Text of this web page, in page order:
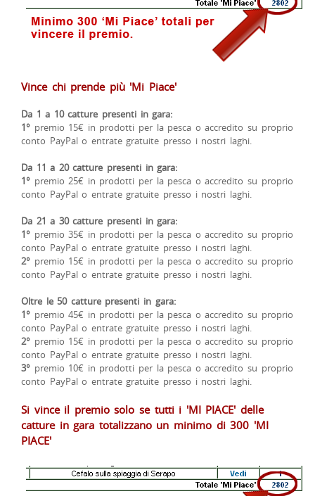
Vince chi prende più 'Mi Piace'
Da 1 a 10 catture presenti in gara:
1° premio 15€ in prodotti per la pesca o accredito su proprio
conto PayPal o entrate gratuite presso i nostri laghi.
Da 11 a 20 catture presenti in gara:
1° premio 25€ in prodotti per la pesca o accredito su proprio
conto PayPal o entrate gratuite presso i nostri laghi.
Da 21 a 30 catture presenti in gara:
1° premio 35€ in prodotti per la pesca o accredito su proprio
conto PayPal o entrate gratuite presso i nostri laghi.
2° premio 15€ in prodotti per la pesca o accredito su proprio
conto PayPal o entrate gratuite presso i nostri laghi.
Oltre le 50 catture presenti in gara:
1° premio 45€ in prodotti per la pesca o accredito su proprio
conto PayPal o entrate gratuite presso i nostri laghi.
2° premio 15€ in prodotti per la pesca o accredito su proprio
conto PayPal o entrate gratuite presso i nostri laghi.
3° premio 10€ in prodotti per la pesca o accredito su proprio
conto PayPal o entrate gratuite presso i nostri laghi.
Si vince il premio solo se tutti i 'MI PIACE' delle
catture in gara totalizzano un minimo di 300 'MI
PIACE'